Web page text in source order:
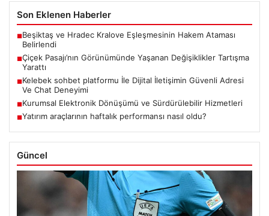
Son Eklenen Haberler
■Beşiktaş ve Hradec Kralove Eşleşmesinin Hakem Ataması
Belirlendi
■Çiçek Pasajı’nın Görünümünde Yaşanan Değişiklikler Tartışma
Yarattı
■Kelebek sohbet platformu İle Dijital İletişimin Güvenli Adresi
Ve Chat Deneyimi
■Kurumsal Elektronik Dönüşümü ve Sürdürülebilir Hizmetleri
■Yatırım araçlarının haftalık performansı nasıl oldu?
Güncel